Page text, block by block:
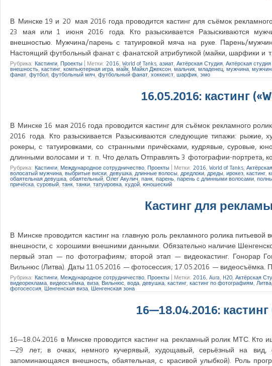
В Минске 19 и 20 мая 2016 года проводится кастинг для съёмок
23 мая или 1 июня 2016 года. Кто разыскивается Разыскиваются
внешностью. Мужчина/парень с татуировкой мяча на руке. Парень/
Настоящий футбольный фанат с фанатской атрибутикой (майки, шарфики и
Рубрика: Кастинги, Проекты Метки: 2016, World of Tanks, азиат, Актёрская Студия, Актёрская
внешность, кастинг, компьютерная игра, майк, Майкл Джексон, мальчик, младенец, мужчина,
фанат, футбол, футбольный мяч, футбольный фанат, хоккеист, шарфик, эмо
16.05.2016: кастинг
В Минске 16 мая 2016 года проводится кастинг для съёмок рекламного
2016 года. Кто разыскивается Разыскиваются следующие типажи:
рокеры, с татуировками, со странными причёсками, кудрявые, суровые,
длинными волосами и т. п. Что делать Отправлять 3 фотографии-портрета,
Рубрика: Кастинги, Международное сотрудничество, Проекты Метки: 2016, World of Tanks,
волосатый мужчина, выбритые виски, девушка, длинные волосы, дредлоки, дреды, ирокез, кастинг,
обаятельная девушка, обаятельный, Олег Акулич, панк, парень, парень с длинными волосами,
причёска, суровый, танк, танки, татуировка, худой, юношеский
Кастинг для
В Минске проводится кастинг на главную роль рекламного ролика
внешности, с хорошими внешними данными. Обязательно наличие
первый этап — по фотографиям; второй этап — видеокастинг. Гонорар
Вильнюс (Литва). Даты 11.05.2016 — фотосессия; 17.05.2016 — видеосъёмка.
Рубрика: Кастинги, Международное сотрудничество, Проекты Метки: 2016, Aura, H2O, Актёрская
видеореклама, видеосъёмка, виза, Вильнюс, вода, девушка, кастинг, кастинг по фотографиям, Литва
фотосессия, Шенгенская виза, Шенгенская зона
16—18.04.2016:
16—18.04.2016 в Минске проводится кастинг на рекламный ролик МТС. Кто
—29 лет; в очках, немного кучерявый, худощавый, серьёзный на вид,
запоминающаяся внешность, обаятельная, с красивой улыбкой). Роль